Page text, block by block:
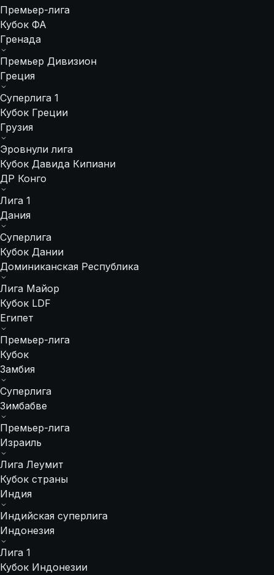
Премьер-лига
Кубок ФА
Гренада
Премьер Дивизион
Греция
Суперлига 1
Кубок Греции
Грузия
Эровнули лига
Кубок Давида Кипиани
ДР Конго
Лига 1
Дания
Суперлига
Кубок Дании
Доминиканская Республика
Лига Майор
Кубок LDF
Египет
Премьер-лига
Кубок
Замбия
Суперлига
Зимбабве
Премьер-лига
Израиль
Лига Леумит
Кубок страны
Индия
Индийская суперлига
Индонезия
Лига 1
Кубок Индонезии